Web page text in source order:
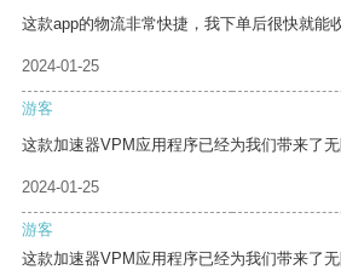
这款app的物流非常快捷，我下单后很快就能
2024-01-25
游客
这款加速器VPM应用程序已经为我们带来了无
2024-01-25
游客
这款加速器VPM应用程序已经为我们带来了